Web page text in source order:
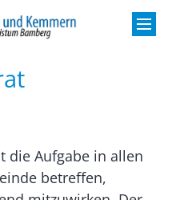
die Aufgabe in allen
betreffen,